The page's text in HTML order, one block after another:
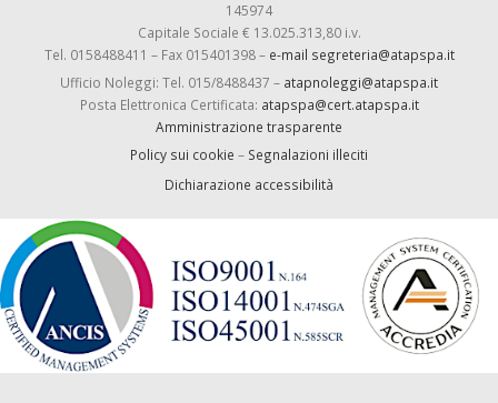
145974
Capitale Sociale € 13.025.313,80 i.v.
Tel. 0158488411 – Fax 015401398 – e-mail segreteria@atapspa.it
Ufficio Noleggi: Tel. 015/8488437 – atapnoleggi@atapspa.it
Posta Elettronica Certificata: atapspa@cert.atapspa.it
Amministrazione trasparente
Policy sui cookie – Segnalazioni illeciti
Dichiarazione accessibilità